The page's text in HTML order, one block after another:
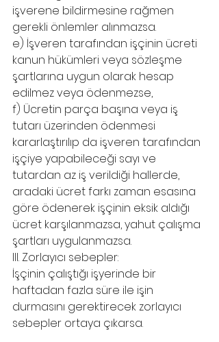
işverene bildirmesine rağmen
gerekli önlemler alınmazsa.
e) İşveren tarafından işçinin ücreti
kanun hükümleri veya sözleşme
şartlarına uygun olarak hesap
edilmez veya ödenmezse,
f) Ücretin parça başına veya iş
tutarı üzerinden ödenmesi
kararlaştırılıp da işveren tarafından
işçiye yapabileceği sayı ve
tutardan az iş verildiği hallerde,
aradaki ücret farkı zaman esasına
göre ödenerek işçinin eksik aldığı
ücret karşılanmazsa, yahut çalışma
şartları uygulanmazsa.
III. Zorlayıcı sebepler:
İşçinin çalıştığı işyerinde bir
haftadan fazla süre ile işin
durmasını gerektirecek zorlayıcı
sebepler ortaya çıkarsa.